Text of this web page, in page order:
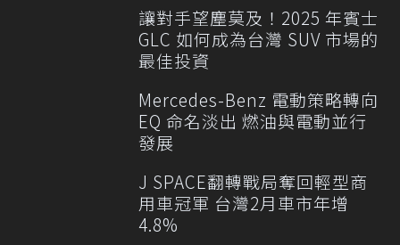
讓對手望塵莫及！2025 年賓士
GLC 如何成為台灣 SUV 市場的
最佳投資
Mercedes-Benz 電動策略轉向
EQ 命名淡出 燃油與電動並行
發展
J SPACE翻轉戰局奪回輕型商
用車冠軍 台灣2月車市年增
4.8%